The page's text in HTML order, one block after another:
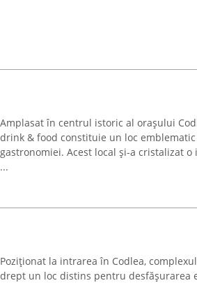
Amplasat în centrul istoric al orașului
drink & food constituie un loc
gastronomiei. Acest local și-a cristalizat
...
Poziționat la intrarea în Codlea,
drept un loc distins pentru desfășurarea